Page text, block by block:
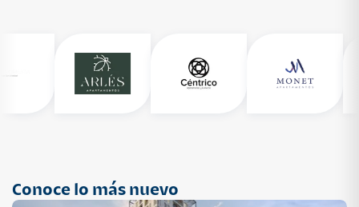
Conoce lo más nuevo